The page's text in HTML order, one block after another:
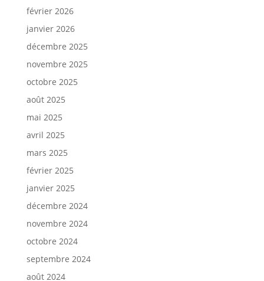
février 2026
janvier 2026
décembre 2025
novembre 2025
octobre 2025
août 2025
mai 2025
avril 2025
mars 2025
février 2025
janvier 2025
décembre 2024
novembre 2024
octobre 2024
septembre 2024
août 2024